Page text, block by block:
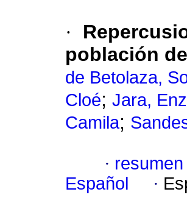
·
población
de Betolaza,
Cloé; Jara,
Camila;
·
Español
·